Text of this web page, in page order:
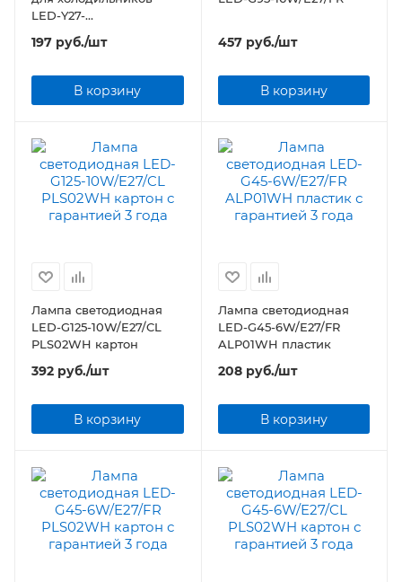
LED-Y27-
3W/WW/E14/FR/Z Volpe
197 руб./шт
В корзину
457руб./шт
В корзину
Лампа светодиодная
LED-G125-10W/E27/CL
PLS02WH картон
392 руб./шт
В корзину
Лампа светодиодная
LED-G45-6W/E27/FR
ALP01WH пластик
208руб./шт
В корзину